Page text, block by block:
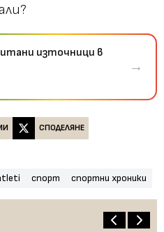
източници в
→
СПОДЕЛЯНЕ
спорт спортни хроники